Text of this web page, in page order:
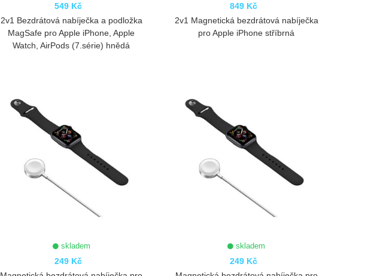
549 Kč
2v1 Bezdrátová nabíječka a podložka
MagSafe pro Apple iPhone, Apple
Watch, AirPods (7.série) hnědá
849 Kč
2v1 Magnetická bezdrátová nabíječka
pro Apple iPhone stříbrná
skladem
249 Kč
skladem
249 Kč